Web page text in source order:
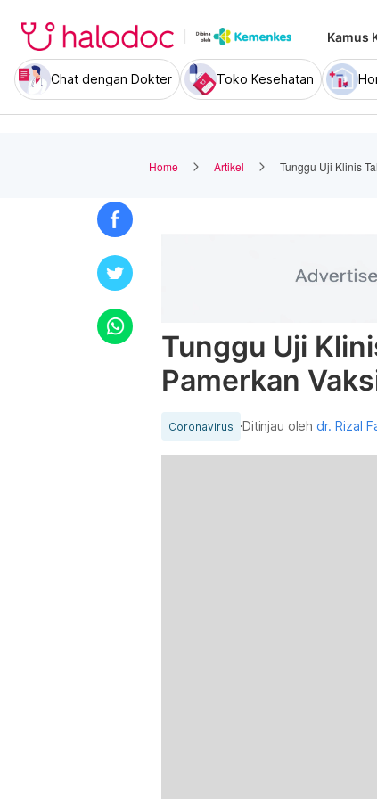
Kamus
Chat dengan Dokter Toko Kesehatan
Home Artikel Tunggu Uji Klinis
Tunggu Uji
Pamerkan
Coronavirus Ditinjau olehdr. Rizal